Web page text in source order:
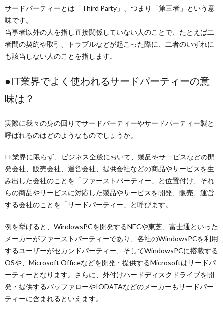
サードパーティーとは「Third Party」、つまり「第三者」という意
味です。
当事者以外の人を指し直接関係していない人のことで、たとえば二
者間の契約や取引、トラブルなどが起こった際に、二者のいずれに
も該当しない人のことを指します。
●IT業界でよく使われるサードパーティーの意
味は？
実際に我々の身の回りでサードパーティーやサードパーティー製と
呼ばれるのはどのようなものでしょうか。
IT業界に限らず、ビジネス全般において、製品やサービスなどの開
発会社、販売会社、運営会社、提供会社などの商品やサービスを生
み出した会社のことを「ファーストパーティー」と位置付け、それ
らの商品やサービスに対応した製品やサービスを開発、販売、運営
する会社のことを「サードパーティー」と呼びます。
例を挙げると、WindowsPCを開発するNECや東芝、富士通といった
メーカーがファーストパーティーであり、各社のWindowsPCを利用
するユーザーがセカンドパーティー、そしてWindowsPCに搭載する
OSや、Microsoft Officeなどを開発・提供するMicrosoftはサードパ
ーティーとなります。さらに、外付けハードディスクドライブを開
発・提供するバッファローやIODATAなどのメーカーもサードパー
ティーに含まれるといえます。